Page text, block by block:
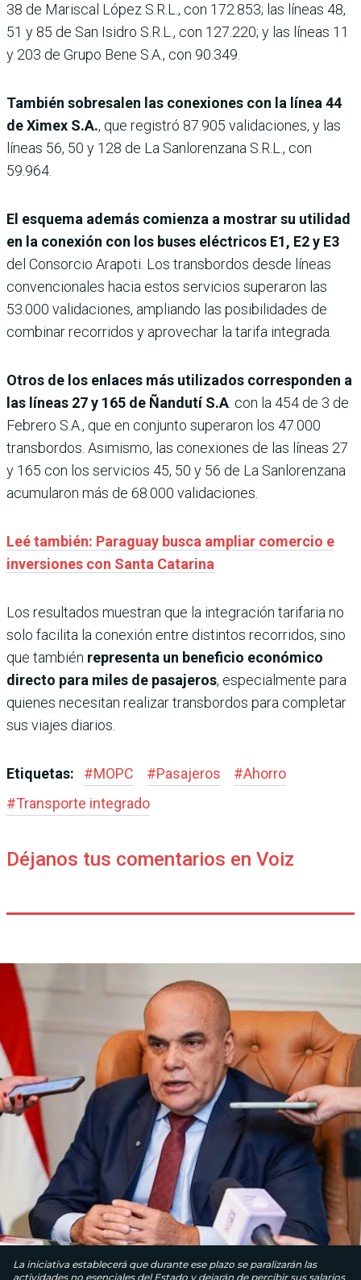
38 de Mariscal López S.R.L., con 172.853; las líneas 48,
51 y 85 de San Isidro S.R.L., con 127.220; y las líneas 11
y 203 de Grupo Bene S.A., con 90.349.
También sobresalen las conexiones con la línea 44
de Ximex S.A., que registró 87.905 validaciones, y las
líneas 56, 50 y 128 de La Sanlorenzana S.R.L., con
59.964.
El esquema además comienza a mostrar su utilidad
en la conexión con los buses eléctricos E1, E2 y E3
del Consorcio Arapoti. Los transbordos desde líneas
convencionales hacia estos servicios superaron las
53.000 validaciones, ampliando las posibilidades de
combinar recorridos y aprovechar la tarifa integrada.
Otros de los enlaces más utilizados corresponden a
las líneas 27 y 165 de Ñandutí S.A. con la 454 de 3 de
Febrero S.A., que en conjunto superaron los 47.000
transbordos. Asimismo, las conexiones de las líneas 27
y 165 con los servicios 45, 50 y 56 de La Sanlorenzana
acumularon más de 68.000 validaciones.
Leé también: Paraguay busca ampliar comercio e
inversiones con Santa Catarina
Los resultados muestran que la integración tarifaria no
solo facilita la conexión entre distintos recorridos, sino
que también representa un beneficio económico
directo para miles de pasajeros, especialmente para
quienes necesitan realizar transbordos para completar
sus viajes diarios.
Etiquetas: #MOPC #Pasajeros #Ahorro
#Transporte integrado
Déjanos tus comentarios en Voiz
La iniciativa establecerá que durante ese plazo se paralizarán las
actividades no esenciales del Estado y dejarán de percibir sus salarios